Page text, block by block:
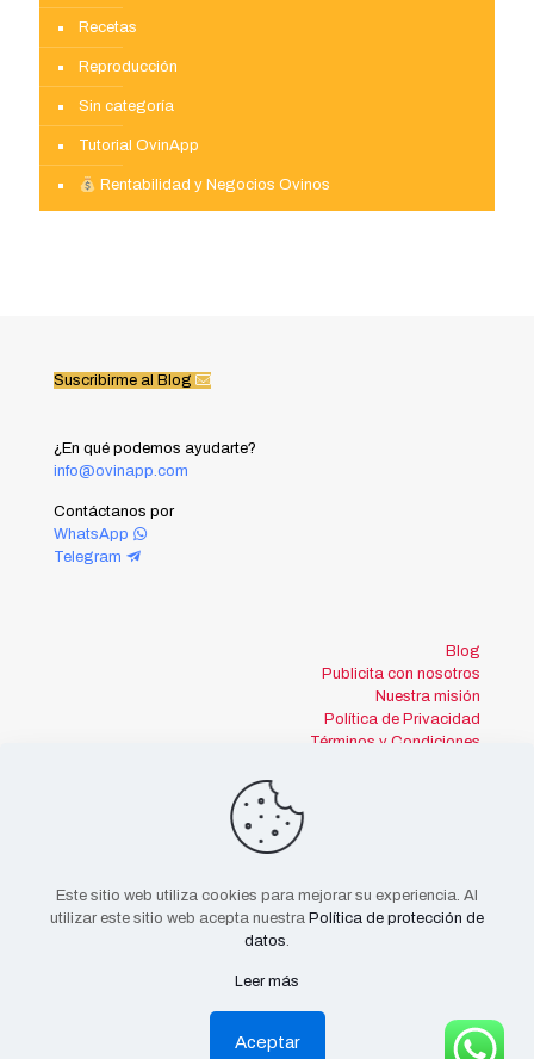
Recetas
Reproducción
Sin categoría
Tutorial OvinApp
Rentabilidad y Negocios Ovinos
Suscribirme al Blog
¿En qué podemos ayudarte?
info@ovinapp.com
Contáctanos por
WhatsApp
Telegram
Blog
Publicita con nosotros
Nuestra misión
Política de Privacidad
Términos y Condiciones
OvinApp ® 2022
Este sitio web utiliza cookies para mejorar su experiencia. Al
utilizar este sitio web acepta nuestra Política de protección de
datos.
Leer más
Aceptar